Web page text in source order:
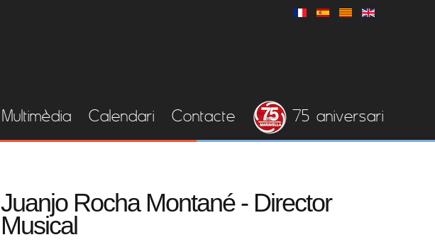
Multimèdia Calendari Contacte 75 aniversari
Juanjo Rocha Montané - Director
Musical